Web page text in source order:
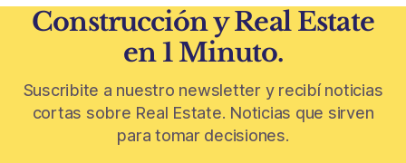
Construcción y Real Estate
en 1 Minuto.
Suscribite a nuestro newsletter y recibí noticias
cortas sobre Real Estate. Noticias que sirven
para tomar decisiones.